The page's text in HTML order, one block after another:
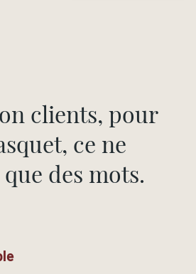
clients, pour
ce ne
des mots.